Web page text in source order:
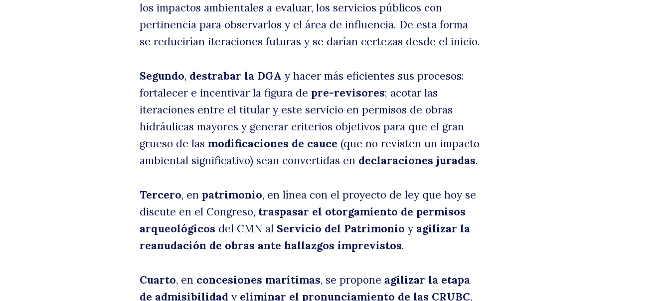
los impactos ambientales a evaluar, los servicios públicos con
pertinencia para observarlos y el área de influencia. De esta forma
se reducirían iteraciones futuras y se darían certezas desde el inicio.
Segundo, destrabar la DGA y hacer más eficientes sus procesos:
fortalecer e incentivar la figura de pre-revisores; acotar las
iteraciones entre el titular y este servicio en permisos de obras
hidráulicas mayores y generar criterios objetivos para que el gran
grueso de las modificaciones de cauce (que no revisten un impacto
ambiental significativo) sean convertidas en declaraciones juradas.
Tercero, en patrimonio, en línea con el proyecto de ley que hoy se
discute en el Congreso, traspasar el otorgamiento de permisos
arqueológicos del CMN al Servicio del Patrimonio y agilizar la
reanudación de obras ante hallazgos imprevistos.
Cuarto, en concesiones marítimas, se propone agilizar la etapa
de admisibilidad y eliminar el pronunciamiento de las CRUBC,